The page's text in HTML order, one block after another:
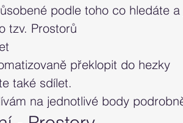
podle toho co hledáte a
tzv. Prostorů
překlopit do hezky
také sdílet.
na jednotlivé body